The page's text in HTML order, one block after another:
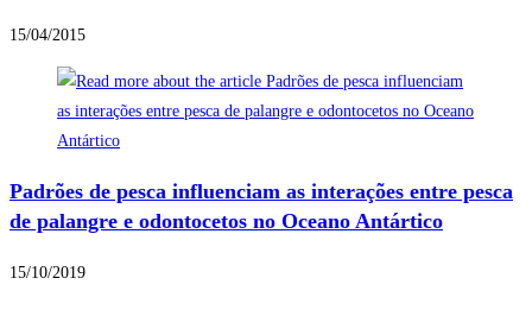
15/04/2015
Padrões de pesca influenciam as interações entre pesca
de palangre e odontocetos no Oceano Antártico
15/10/2019